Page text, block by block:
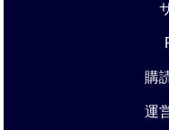
購
運